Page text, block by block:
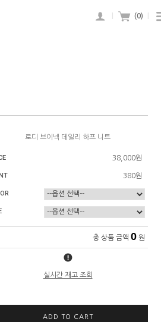
(0)
로디 브이넥 데일리 하프 니트
38,000원
380원
총 상품 금액 0 원
실시간 재고 조회
ADD TO CART